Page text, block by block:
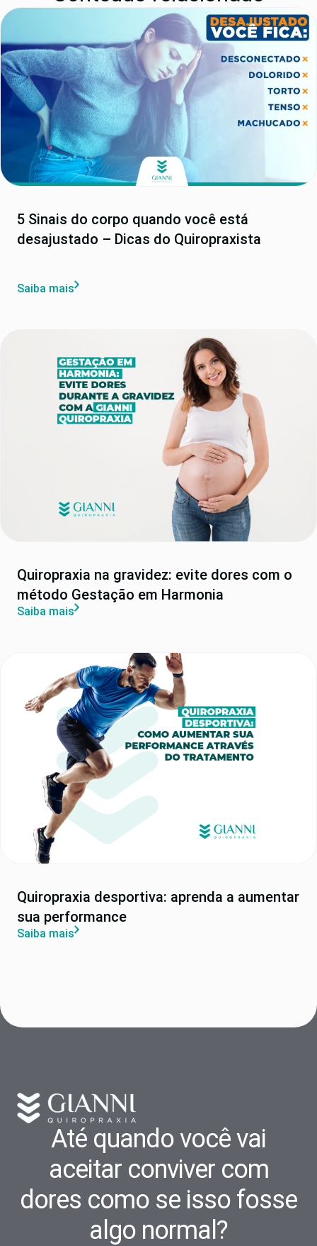
5 Sinais do corpo quando você está
desajustado – Dicas do Quiropraxista
Saiba mais
Quiropraxia na gravidez: evite dores com o
método Gestação em Harmonia
Saiba mais
Quiropraxia desportiva: aprenda a aumentar
sua performance
Saiba mais
Até quando você vai
aceitar conviver com
dores como se isso fosse
algo normal?